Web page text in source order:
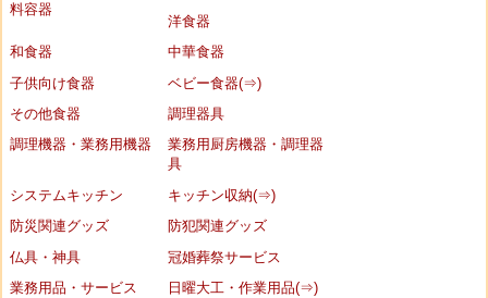
料容器
洋食器
和食器
中華食器
子供向け食器
ベビー食器(⇒)
その他食器
調理器具
調理機器・業務用機器
業務用厨房機器・調理器
具
システムキッチン
キッチン収納(⇒)
防災関連グッズ
防犯関連グッズ
仏具・神具
冠婚葬祭サービス
業務用品・サービス
日曜大工・作業用品(⇒)